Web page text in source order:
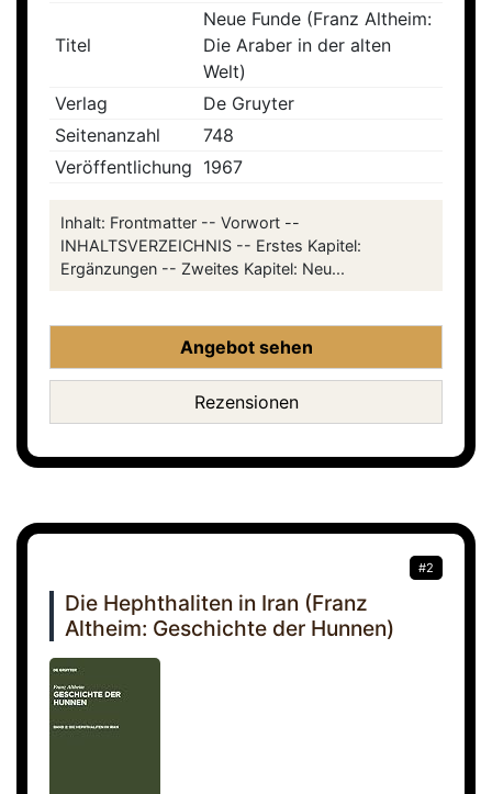
Titel
Neue Funde (Franz Altheim:
Die Araber in der alten
Welt)
Verlag
De Gruyter
Seitenanzahl
748
Veröffentlichung 1967
Inhalt: Frontmatter -- Vorwort --
INHALTSVERZEICHNIS -- Erstes Kapitel:
Ergänzungen -- Zweites Kapitel: Neu...
Angebot sehen
Rezensionen
#2
Die Hephthaliten in Iran (Franz
Altheim: Geschichte der Hunnen)